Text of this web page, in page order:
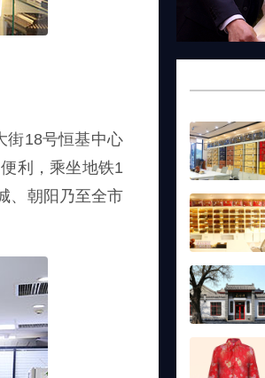
街18号恒基中心
利，乘坐地铁1
、朝阳乃至全市